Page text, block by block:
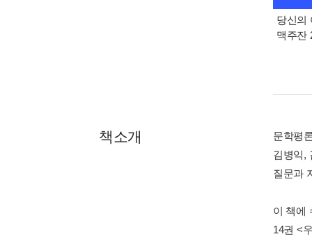
당신의
맥주잔
책소개
문학평
김병익,
질문과
이 책에
14권 <